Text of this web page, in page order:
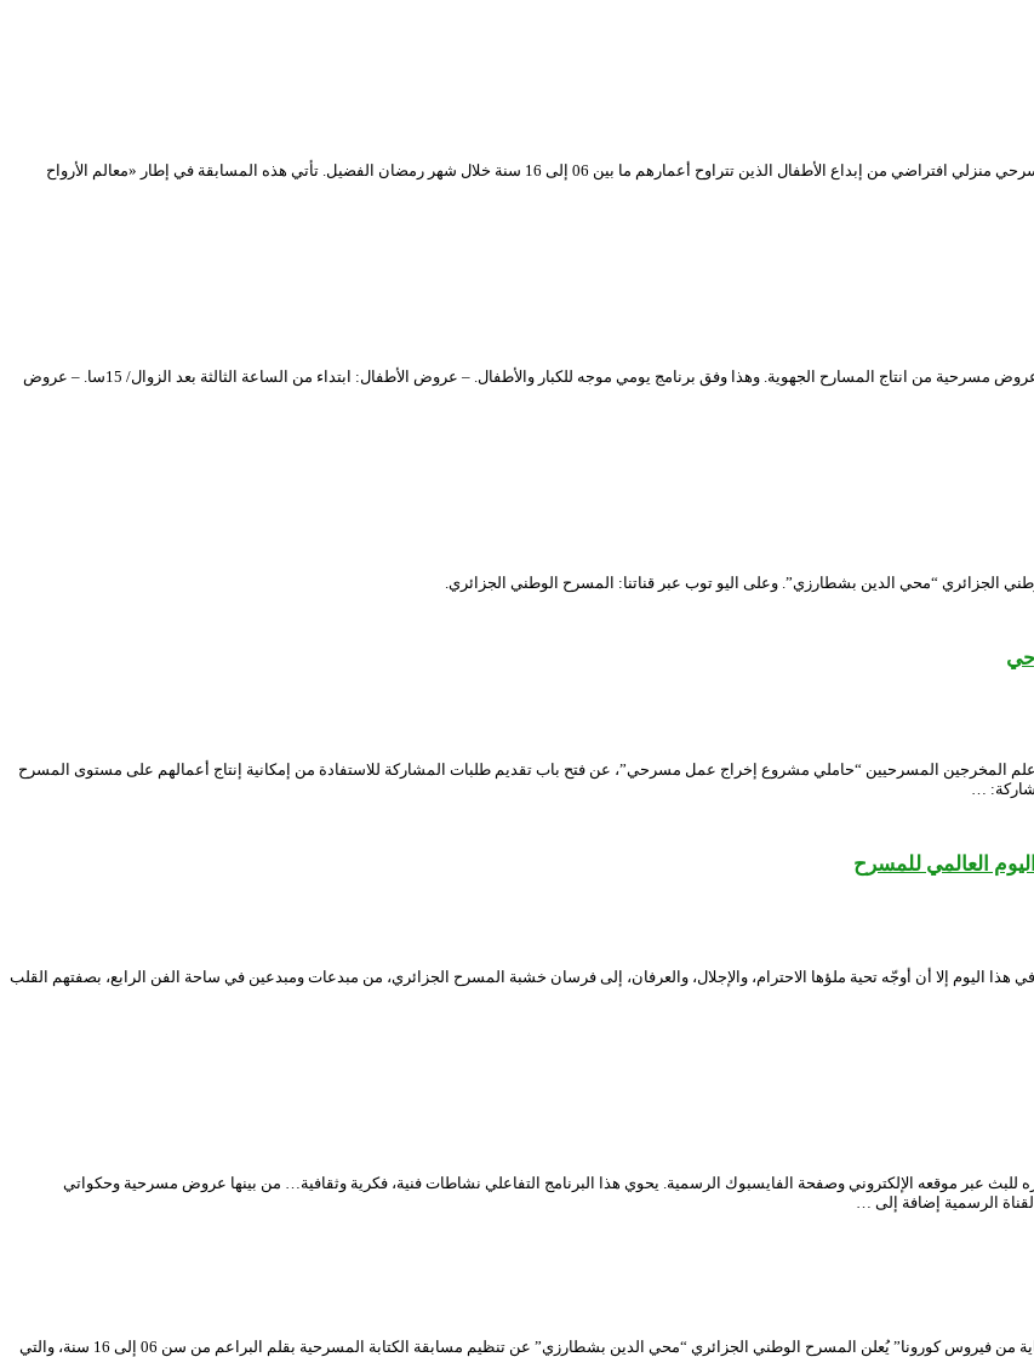
يعلن المسرح الوطني الجزائري “محي الدين بشطارزي” عن تنظيم مسابقة لأحسن عرض مسرحي منزلي افتراضي من إبداع الأطفال الذين تتراوح أعمارهم ما بين 06 إلى 16 سنة خلال شهر رمضان الفضيل. تأتي هذه المسابقة في إطار «معالم الأرواح
يشرع المسرح الوطني الجزائري “محي الدين بشطارزي” في بث، -عبر قناته على اليو توب- عروض مسرحية من انتاج المسارح الجهوية. وهذا وفق برنامج يومي موجه للكبار والأطفال. – عروض الأطفال: ابتداء من الساعة الثالثة بعد الزوال/ 15سا. – عروض
الجزائري “محي الدين بشطارزي”. وعلى اليو توب عبر قناتنا: المسرح الوطني الجزائري.
علم المخرجين المسرحيين “حاملي مشروع إخراج عمل مسرحي”، عن فتح باب تقديم طلبات المشاركة للاستفادة من إمكانية إنتاج أعمالهم على مستوى المسرح
…
العالمي للمسرح
باليوم العالمي للمسرح المصادف لـ 27 مارس 2020، فلا يفوتني في هذا اليوم إلا أن أوجّه تحية ملؤها الاحترام، والإجلال، والعرفان، إلى فرسان خشبة المسرح الجزائري، من مبدعات ومبدعين في ساحة الفن الرابع، بصفتهم القلب
عبر موقعه الإلكتروني وصفحة الفايسبوك الرسمية. يحوي هذا البرنامج التفاعلي نشاطات فنية، فكرية وثقافية… من بينها عروض مسرحية وحكواتي
إعلان عن مسابقة في الكتابة المسرحية بقلم البراعم من 06 إلى 16 سنة حول موضوع “الوقاية من فيروس كورونا” يُعلن المسرح الوطني الجزائري “محي الدين بشطارزي” عن تنظيم مسابقة الكتابة المسرحية بقلم البراعم من سن 06 إلى 16 سنة، والتي